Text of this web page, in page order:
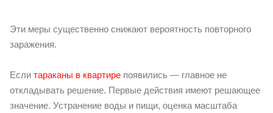
Эти меры существенно снижают вероятность повторного
заражения.
Если тараканы в квартире появились — главное не
откладывать решение. Первые действия имеют решающее
значение. Устранение воды и пищи, оценка масштаба